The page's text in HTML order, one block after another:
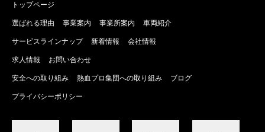
トップページ
選ばれる理由 事業案内 事業所案内 車両紹介
サービスラインナップ 新着情報 会社情報
求人情報 お問い合わせ
安全への取り組み 熱血プロ集団への取り組み ブログ
プライバシーポリシー